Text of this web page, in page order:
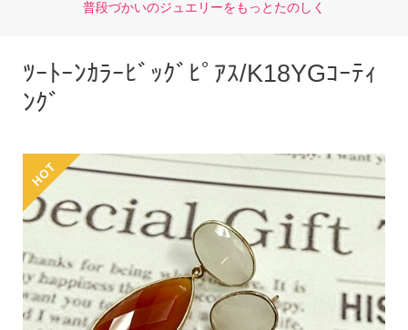
普段づかいのジュエリーをもっとたのしく
ﾂｰﾄｰﾝｶﾗｰﾋﾞｯｸﾞﾋﾟｱｽ/K18YGｺｰﾃｨ
ﾝｸﾞ